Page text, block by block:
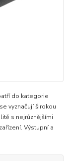
do kategorie
vyznačují širokou
s nejrůznějšími
Výstupní a